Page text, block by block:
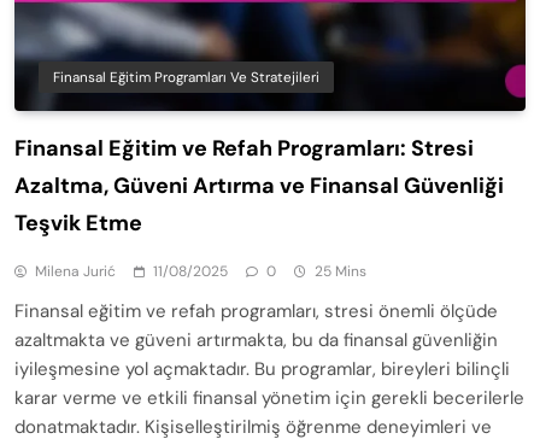
Finansal Eğitim Programları Ve Stratejileri
Finansal Eğitim ve Refah Programları: Stresi
Azaltma, Güveni Artırma ve Finansal Güvenliği
Teşvik Etme
Milena Jurić 11/08/2025 0 25 Mins
Finansal eğitim ve refah programları, stresi önemli ölçüde
azaltmakta ve güveni artırmakta, bu da finansal güvenliğin
iyileşmesine yol açmaktadır. Bu programlar, bireyleri bilinçli
karar verme ve etkili finansal yönetim için gerekli becerilerle
donatmaktadır. Kişiselleştirilmiş öğrenme deneyimleri ve